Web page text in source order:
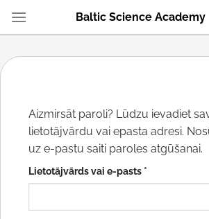
Baltic Science Academy
Aizmirsāt paroli? Lūdzu ievadiet
lietotājvārdu vai epasta adresi.
uz e-pastu saiti paroles atgūšanai.
Lietotājvārds vai e-pasts *